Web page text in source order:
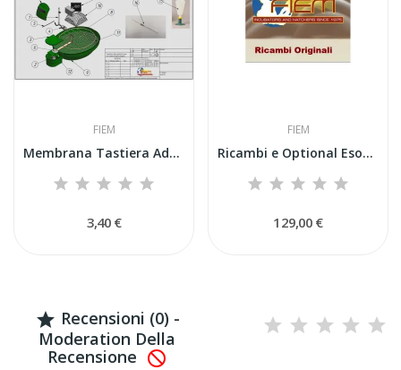
FIEM
Membrana Tastiera Adesiva Fiem Smart / keyboard...
3,40 €
FIEM
Ricambi e Optional Esotici Fiem Allarme...
129,00 €
 Recensioni (0) -
Moderation Della
Recensione 